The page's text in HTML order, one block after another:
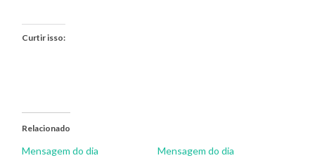
Curtir isso:
Relacionado
Mensagem do dia
Mensagem do dia